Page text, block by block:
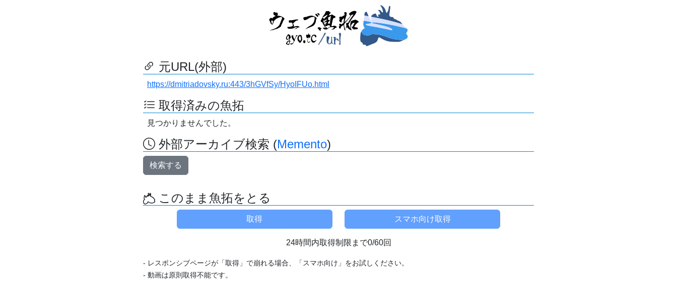
元URL(外部)
https://dmitriadovsky.ru:443/3hGVfSy/HyoIFUo.html
取得済みの魚拓
見つかりませんでした。
外部アーカイブ検索 (Memento)
検索する
このまま魚拓をとる
24時間内取得制限まで0/60回
- レスポンシブページが「取得」で崩れる場合、「スマホ向け」をお試しください。
- 動画は原則取得不能です。